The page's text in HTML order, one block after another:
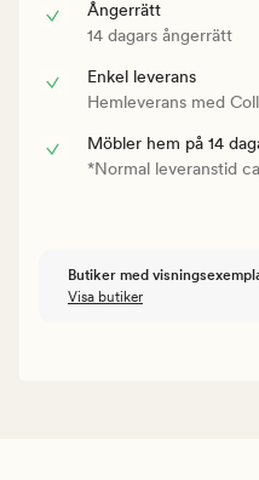
Ångerrätt
14 dagars ångerrätt
Enkel leverans
Hemleverans med
Möbler hem på 14
*Normal leveranstid
Butiker med
Visa butiker